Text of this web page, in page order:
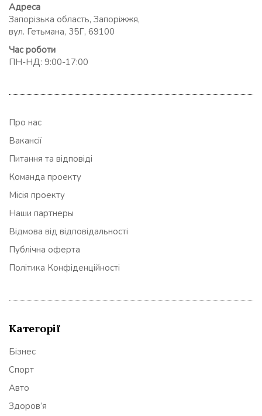
Адреса
Запорізька область, Запоріжжя,
вул. Гетьмана, 35Г, 69100
Час роботи
ПН-НД: 9:00-17:00
Про нас
Вакансії
Питання та відповіді
Команда проекту
Місія проекту
Наши партнеры
Відмова від відповідальності
Публічна оферта
Політика Конфіденційності
Категорії
Бізнес
Спорт
Авто
Здоров’я